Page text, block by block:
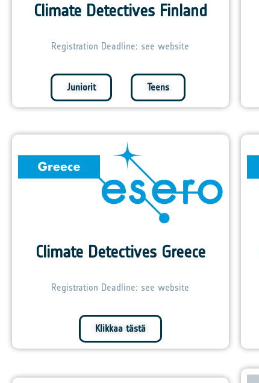
Climate Detectives Finland
Registration Deadline: see website
Juniorit Teens
Climate Detectives Greece
Registration Deadline: see website
Klikkaa tästä